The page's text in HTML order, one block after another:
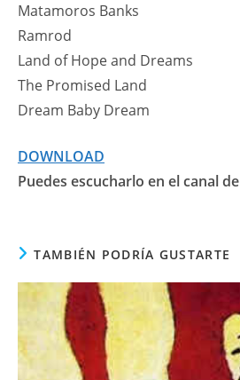
Matamoros Banks
Ramrod
Land of Hope and Dreams
The Promised Land
Dream Baby Dream
DOWNLOAD
Puedes escucharlo en el canal de
TAMBIÉN PODRÍA GUSTARTE